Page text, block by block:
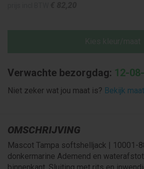
Verwachte bezorgdag: 12-
Niet zeker wat jou maat is? Bekijk
OMSCHRIJVING
Mascot Tampa softshelljack | 10001-
donkermarine Ademend en